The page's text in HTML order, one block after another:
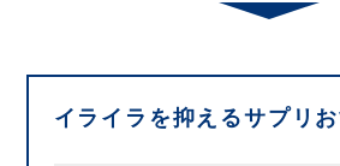
イライラを抑えるサプリ